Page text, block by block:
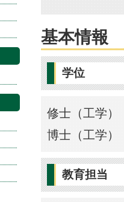
基本情報
学位
修士（工学
博士（工学
教育担当